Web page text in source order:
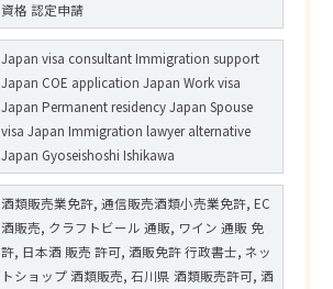
資格 認定申請
Japan visa consultant Immigration support
Japan COE application Japan Work visa
Japan Permanent residency Japan Spouse
visa Japan Immigration lawyer alternative
Japan Gyoseishoshi Ishikawa
酒類販売業免許, 通信販売酒類小売業免許, EC
酒販売, クラフトビール 通販, ワイン 通販 免
許, 日本酒 販売 許可, 酒販免許 行政書士, ネッ
トショップ 酒類販売, 石川県 酒類販売許可, 酒